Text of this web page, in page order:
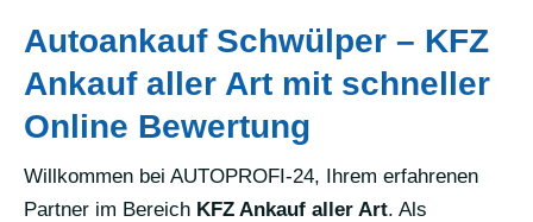
Autoankauf Schwülper – KFZ
Ankauf aller Art mit schneller
Online Bewertung
Willkommen bei AUTOPROFI-24, Ihrem erfahrenen
Partner im Bereich KFZ Ankauf aller Art. Als